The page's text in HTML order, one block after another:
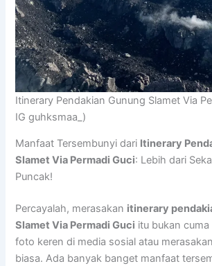
Itinerary Pendakian Gunung Slamet Via
IG guhksmaa_)
Manfaat Tersembunyi dari Itinerary
Slamet Via Permadi Guci: Lebih dari
Puncak!
Percayalah, merasakan itinerary
Slamet Via Permadi Guci itu bukan
foto keren di media sosial atau
biasa. Ada banyak banget manfaat